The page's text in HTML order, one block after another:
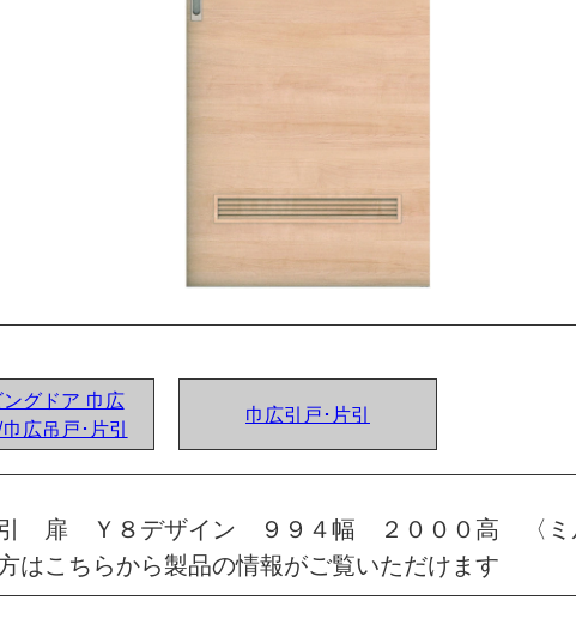
グドア 巾広
広吊戸･片引
巾広引戸･片引
引 扉 Ｙ８デザイン ９９４幅 ２０００高 〈
はこちらから製品の情報がご覧いただけます